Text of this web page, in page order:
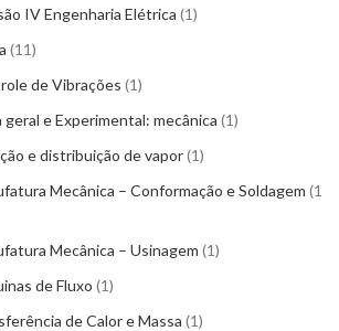
IV Engenharia Elétrica 1
11
de Vibrações 1
geral e Experimental: mecânica 1
e distribuição de vapor 1
Mecânica – Conformação e Soldagem 1
Mecânica – Usinagem 1
de Fluxo 1
de Calor e Massa 1